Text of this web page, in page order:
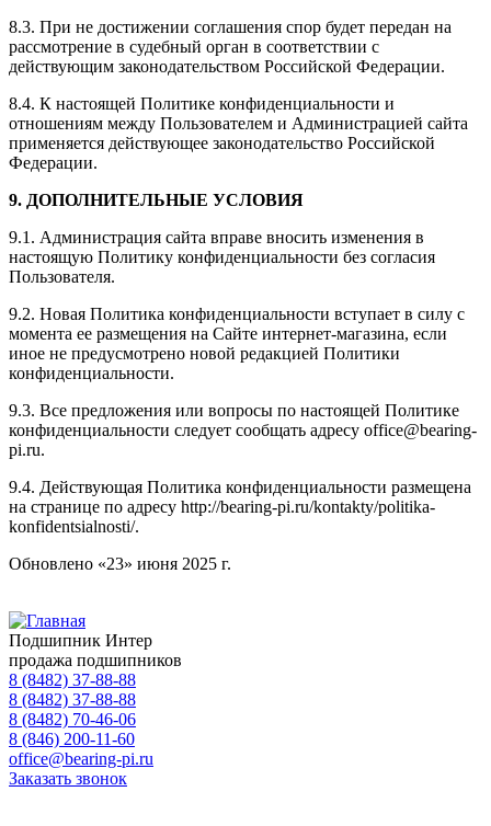
8.3. При не достижении соглашения спор будет передан на
рассмотрение в судебный орган в соответствии с
действующим законодательством Российской Федерации.
8.4. К настоящей Политике конфиденциальности и
отношениям между Пользователем и Администрацией сайта
применяется действующее законодательство Российской
Федерации.
9. ДОПОЛНИТЕЛЬНЫЕ УСЛОВИЯ
9.1. Администрация сайта вправе вносить изменения в
настоящую Политику конфиденциальности без согласия
Пользователя.
9.2. Новая Политика конфиденциальности вступает в силу с
момента ее размещения на Сайте интернет-магазина, если
иное не предусмотрено новой редакцией Политики
конфиденциальности.
9.3. Все предложения или вопросы по настоящей Политике
конфиденциальности следует сообщать адресу office@bearing-
pi.ru.
9.4. Действующая Политика конфиденциальности размещена
на странице по адресу http://bearing-pi.ru/kontakty/politika-
konfidentsialnosti/.
Обновлено «23» июня 2025 г.
Подшипник Интер
продажа подшипников
8 (8482) 37-88-88
8 (8482) 37-88-88
8 (8482) 70-46-06
8 (846) 200-11-60
office@bearing-pi.ru
Заказать звонок